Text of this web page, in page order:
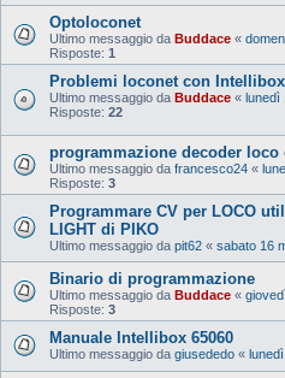
Optoloconet
Ultimo messaggio da Buddace «
Risposte: 1
Problemi loconet con Intellibox
Ultimo messaggio da Buddace « lunedì
Risposte: 22
programmazione decoder
Ultimo messaggio da francesco24 «
Risposte: 3
Programmare CV per LOCO
LIGHT di PIKO
Ultimo messaggio da pit62 « sabato 16
Binario di programmazione
Ultimo messaggio da Buddace «
Risposte: 3
Manuale Intellibox 65060
Ultimo messaggio da giusededo «